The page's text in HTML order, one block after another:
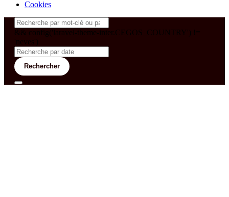
Cookies
&& config('laravel-theme-inter.CEGOS_COUNTRY') !=
'neves')
Rechercher